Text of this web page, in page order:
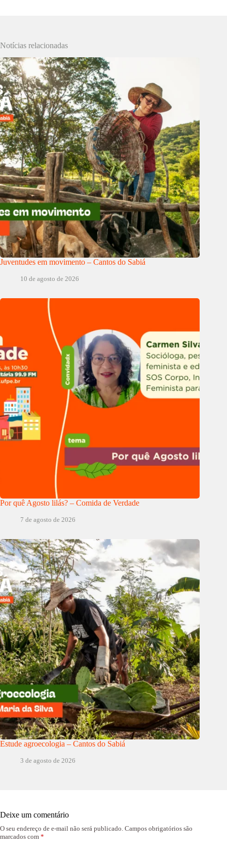
Notícias relacionadas
Juventudes em movimento – Cantos do Sabiá
10 de agosto de 2026
Por quê Agosto lilás? – Comida de Verdade
7 de agosto de 2026
Estude agroecologia – Cantos do Sabiá
3 de agosto de 2026
Deixe um comentário
O seu endereço de e-mail não será publicado. Campos obrigatórios são
marcados com *